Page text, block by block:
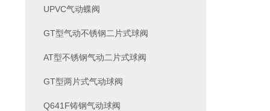
UPVC气动蝶阀
GT型气动不锈钢二片式球阀
AT型不锈钢气动二片式球阀
GT型两片式气动球阀
Q641F铸钢气动球阀